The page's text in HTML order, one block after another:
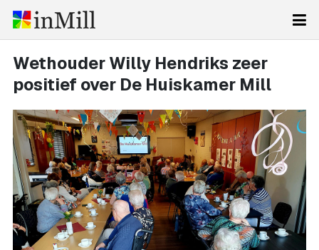
Wethouder Willy Hendriks zeer
positief over De Huiskamer Mill